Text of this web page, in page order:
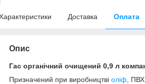
Доставка Оплата
Опис
Гас органічний очищений 0,9 л
Призначений при виробництві оліф ,